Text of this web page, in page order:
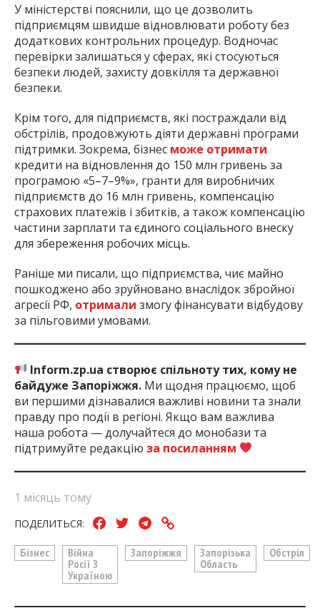
У міністерстві пояснили, що це дозволить
підприємцям швидше відновлювати роботу без
додаткових контрольних процедур. Водночас
перевірки залишаться у сферах, які стосуються
безпеки людей, захисту довкілля та державної
безпеки.
Крім того, для підприємств, які постраждали від
обстрілів, продовжують діяти державні програми
підтримки. Зокрема, бізнес може отримати
кредити на відновлення до 150 млн гривень за
програмою «5–7–9%», гранти для виробничих
підприємств до 16 млн гривень, компенсацію
страхових платежів і збитків, а також компенсацію
частини зарплати та єдиного соціального внеску
для збереження робочих місць.
Раніше ми писали, що підприємства, чиє майно
пошкоджено або зруйновано внаслідок збройної
агресії РФ, отримали змогу фінансувати відбудову
за пільговими умовами.
Inform.zp.ua створює спільноту тих, кому не
байдуже Запоріжжя. Ми щодня працюємо, щоб
ви першими дізнавалися важливі новини та знали
правду про події в регіоні. Якщо вам важлива
наша робота — долучайтеся до монобази та
підтримуйте редакцію за посиланням
1 місяць тому
ПОДЕЛИТЬСЯ:
Бізнес
Війна
Росії З
Україною
Запоріжжя
Запорізька
Область
Обстріл